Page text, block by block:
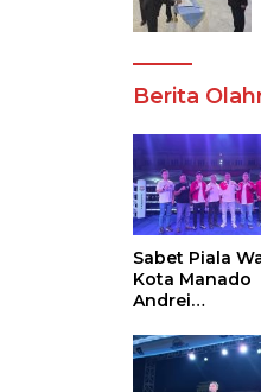
Berita
Sabet Piala
Kota Manado
Andrei
Boxing Camp
Umum Tinju
2026